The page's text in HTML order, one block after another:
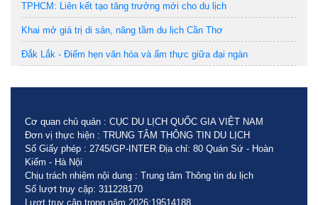
TPHCM: Liên kết tạo tăng trưởng mới cho du lịch
Khai mở giá trị di sản, nâng tầm du lịch Cần Thơ
Đắk Lắk - Điểm hẹn văn hóa và ẩm thực giữa đại ngàn
Cơ quan chủ quản : CỤC DU LỊCH QUỐC GIA VIỆT NAM
Đơn vị thực hiện : TRUNG TÂM THÔNG TIN DU LỊCH
Số Giấy phép : 2745/GP-INTER Địa chỉ: 80 Quán Sứ - Hoàn
Kiếm - Hà Nội
Chịu trách nhiệm nội dung : Trung tâm Thông tin du lịch
Số lượt truy cập: 311228170
Lượt truy cập trong năm 2026:19514188